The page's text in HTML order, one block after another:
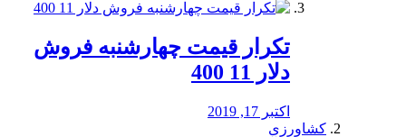
تکرار قیمت چهارشنبه فروش
دلار 11 400
اکتبر 17, 2019
کشاورزی